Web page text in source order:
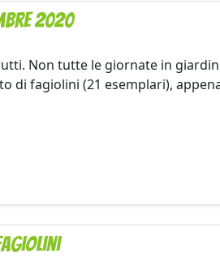
2020
Non tutte le giornate in
di fagiolini (21 esemplari),